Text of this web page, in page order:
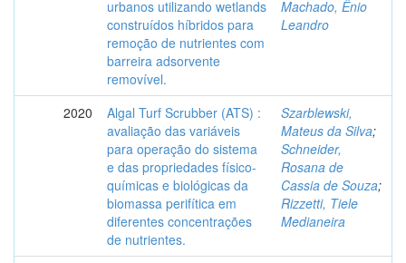
urbanos utilizando wetlands
construídos híbridos para
remoção de nutrientes com
barreira adsorvente
removível.
Machado, Ênio
Leandro
2020
Algal Turf Scrubber (ATS) :
avaliação das variáveis
para operação do sistema
e das propriedades físico-
químicas e biológicas da
biomassa perifítica em
diferentes concentrações
de nutrientes.
Szarblewski,
Mateus da Silva;
Schneider,
Rosana de
Cassia de Souza;
Rizzetti, Tiele
Medianeira